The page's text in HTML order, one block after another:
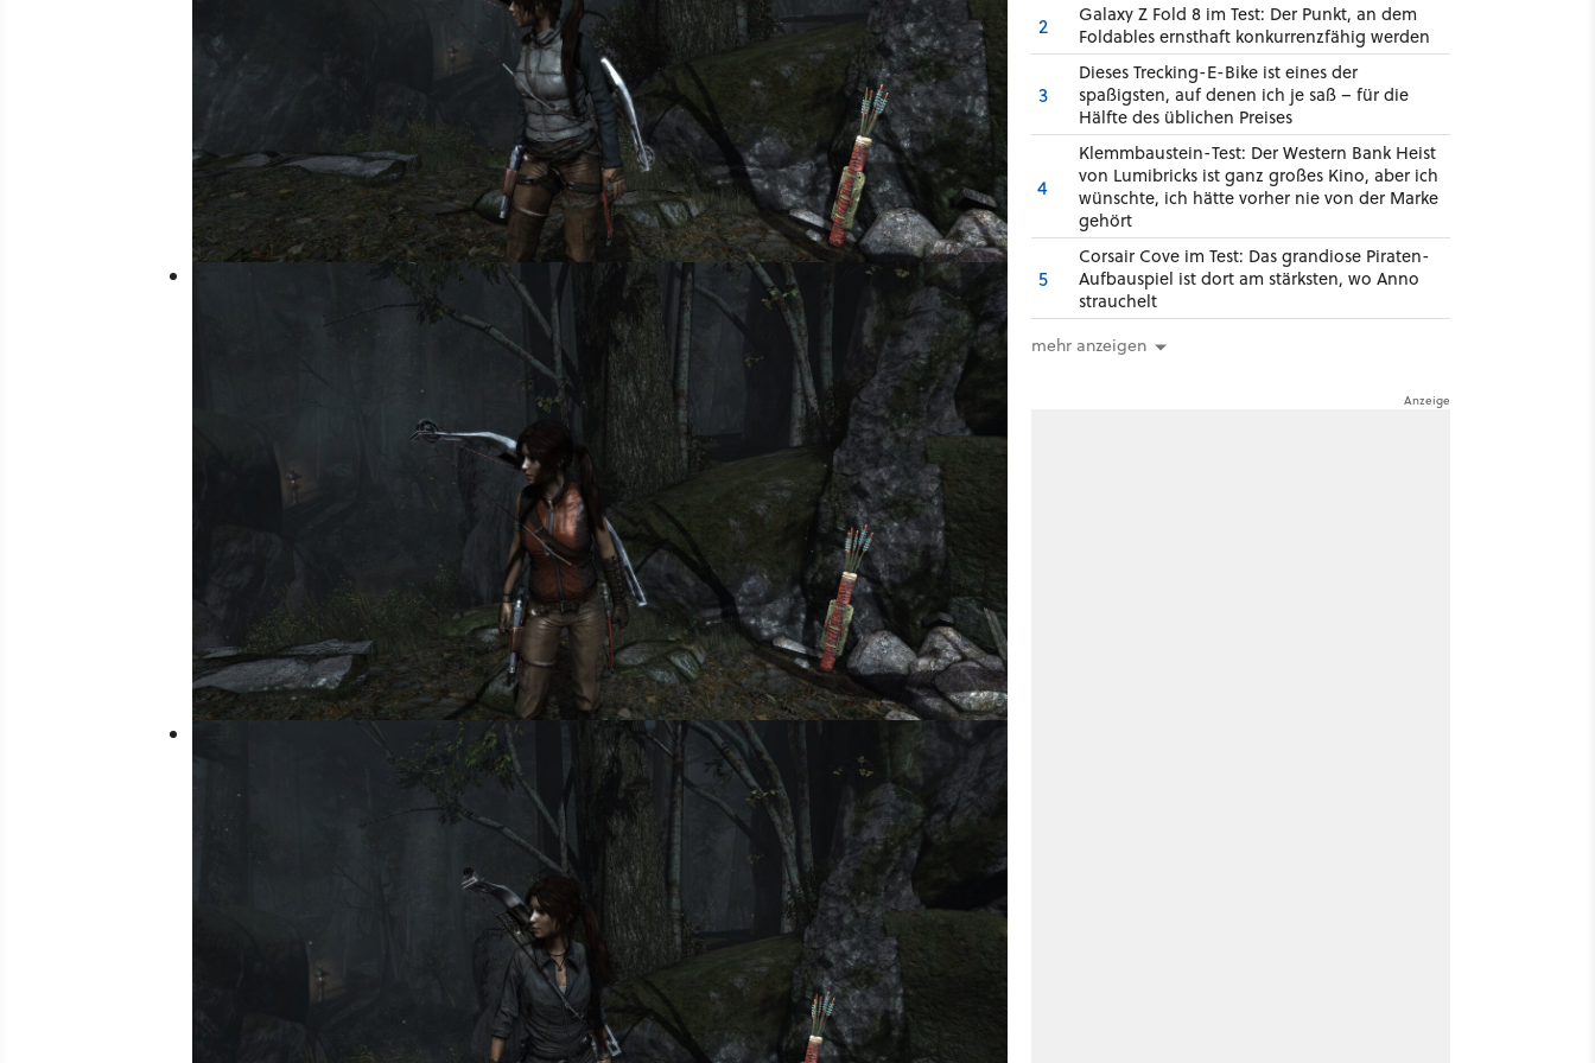
2
Galaxy Z Fold 8 im Test: Der Punkt, an dem
Foldables ernsthaft konkurrenzfähig werden
3
Dieses Trecking-E-Bike ist eines der
spaßigsten, auf denen ich je saß – für die
Hälfte des üblichen Preises
4
Klemmbaustein-Test: Der Western Bank Heist
von Lumibricks ist ganz großes Kino, aber ich
wünschte, ich hätte vorher nie von der Marke
gehört
5
Corsair Cove im Test: Das grandiose Piraten-
Aufbauspiel ist dort am stärksten, wo Anno
strauchelt
mehr anzeigen